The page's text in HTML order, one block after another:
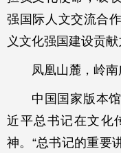
强国际人文交流合
义文化强国建设贡献
凤凰山麓，岭南
中国国家版本
近平总书记在文化
神。“总书记的重要